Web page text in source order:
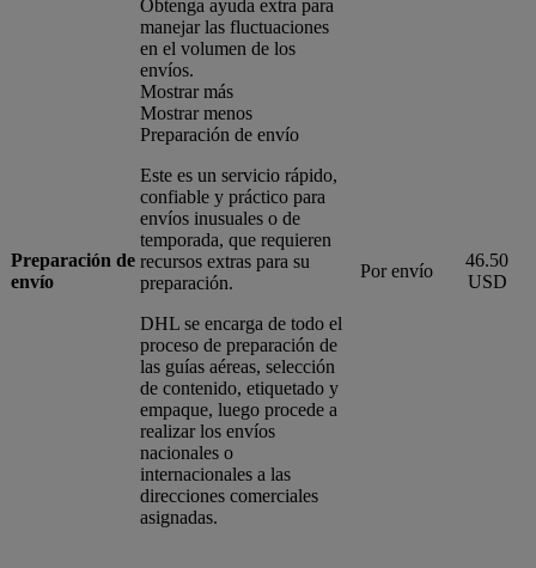
Preparación de
envío
Obtenga ayuda extra para
manejar las fluctuaciones
en el volumen de los
envíos.
Mostrar más
Mostrar menos
Preparación de envío
Este es un servicio rápido,
confiable y práctico para
envíos inusuales o de
temporada, que requieren
recursos extras para su
preparación.
DHL se encarga de todo el
proceso de preparación de
las guías aéreas, selección
de contenido, etiquetado y
empaque, luego procede a
realizar los envíos
nacionales o
internacionales a las
direcciones comerciales
asignadas.
Por envío
46.50
USD